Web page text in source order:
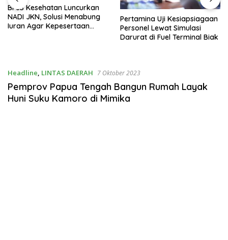
BPJS Kesehatan Luncurkan
NADI JKN, Solusi Menabung
Iuran Agar Kepesertaan
Pertamina Uji Kesiapsiagaan
Personel Lewat Simulasi
Darurat di Fuel Terminal Biak
Headline, LINTAS DAERAH 7 Oktober 2023
Pemprov Papua Tengah Bangun Rumah Layak
Huni Suku Kamoro di Mimika